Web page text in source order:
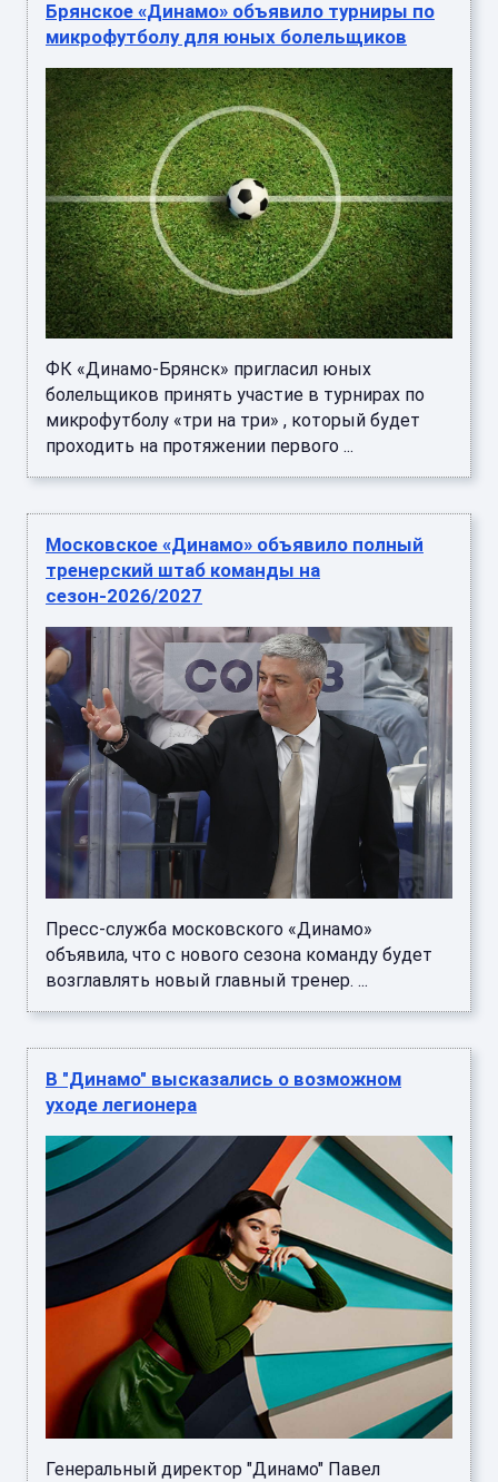
Брянское «Динамо» объявило турниры по
микрофутболу для юных болельщиков
ФК «Динамо-Брянск» пригласил юных
болельщиков принять участие в турнирах по
микрофутболу «три на три» , который будет
проходить на протяжении первого ...
Московское «Динамо» объявило полный
тренерский штаб команды на
сезон-2026/2027
Пресс-служба московского «Динамо»
объявила, что с нового сезона команду будет
возглавлять новый главный тренер. ...
В "Динамо" высказались о возможном
уходе легионера
Генеральный директор "Динамо" Павел